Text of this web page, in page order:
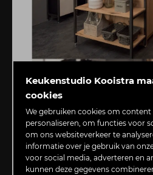
Keukenstudio Kooistra
cookies
We gebruiken cookies om
personaliseren, om functies voor
om ons websiteverkeer te
informatie over je gebruik van
voor social media, adverteren en
kunnen deze gegevens